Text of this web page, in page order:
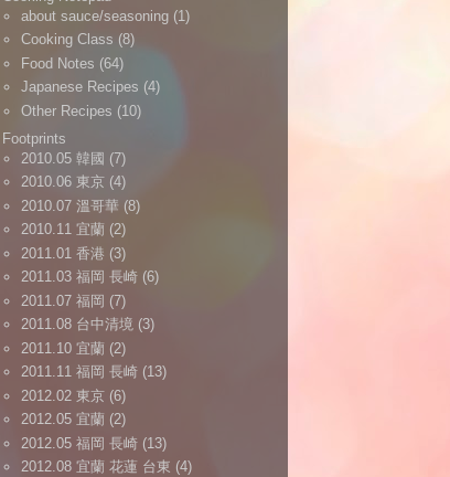
about sauce/seasoning (1)
Cooking Class (8)
Food Notes (64)
Japanese Recipes (4)
Other Recipes (10)
Footprints
2010.05 韓國 (7)
2010.06 東京 (4)
2010.07 溫哥華 (8)
2010.11 宜蘭 (2)
2011.01 香港 (3)
2011.03 福岡 長崎 (6)
2011.07 福岡 (7)
2011.08 台中清境 (3)
2011.10 宜蘭 (2)
2011.11 福岡 長崎 (13)
2012.02 東京 (6)
2012.05 宜蘭 (2)
2012.05 福岡 長崎 (13)
2012.08 宜蘭 花蓮 台東 (4)